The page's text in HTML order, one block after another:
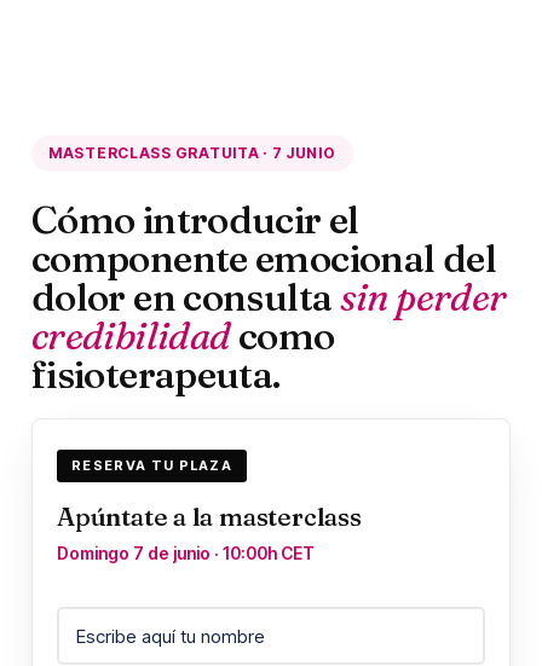
MASTERCLASS GRATUITA · 7 JUNIO
Cómo introducir el
componente emocional del
dolor en consultasin perder
credibilidadcomo
fisioterapeuta.
RESERVA TU PLAZA
Apúntate a la masterclass
Domingo 7 de junio · 10:00h CET